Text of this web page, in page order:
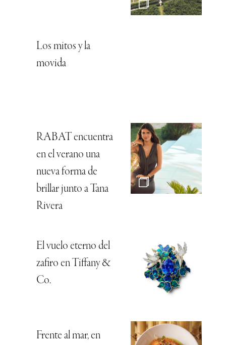
Los mitos y la
movida
RABAT encuentra
en el verano una
nueva forma de
brillar junto a Tana
Rivera
El vuelo eterno del
zafiro en Tiffany &
Co.
Frente al mar, en